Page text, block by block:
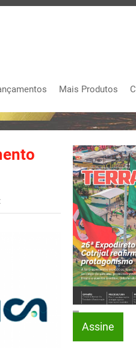
Mais Produtos
Assine